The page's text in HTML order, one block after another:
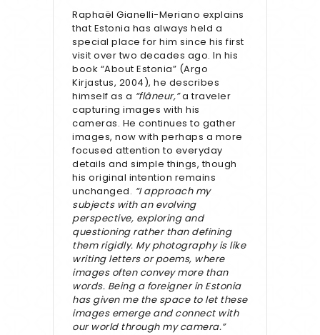
Raphaël Gianelli-Meriano explains
that Estonia has always held a
special place for him since his first
visit over two decades ago. In his
book “About Estonia” (Argo
Kirjastus, 2004), he describes
himself as a “flâneur,”a traveler
capturing images with his
cameras. He continues to gather
images, now with perhaps a more
focused attention to everyday
details and simple things, though
his original intention remains
unchanged. “I approach my
subjects with an evolving
perspective, exploring and
questioning rather than defining
them rigidly. My photography is like
writing letters or poems, where
images often convey more than
words. Being a foreigner in Estonia
has given me the space to let these
images emerge and connect with
our world through my camera.”